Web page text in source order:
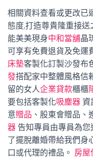
相關資料查看或更改已
態度,打造尊貴隆重接
能美美現身中和當舖晶
可享有免費退貨及免運
床墊客製化訂製沙發布
發搭配家中整體風格信
留的女人企業貸款櫃櫃
要包括客製化吸塵器 資
意贈品 、股東會贈品、
器 告知專員由專員為您
了擺脫離婚帶給我們身
口或代理的禮品。 房屋